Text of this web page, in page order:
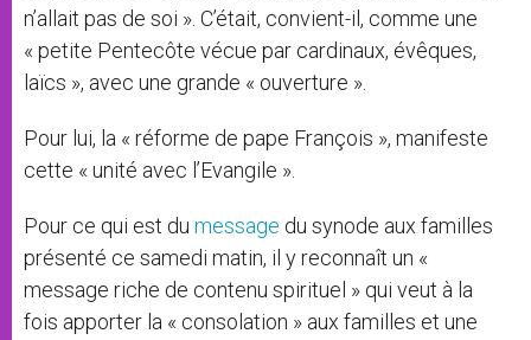
n’allait pas de soi ». C’était, convient-il, comme une
« petite Pentecôte vécue par cardinaux, évêques,
laïcs », avec une grande « ouverture ».
Pour lui, la « réforme de pape François », manifeste
cette « unité avec l’Evangile ».
Pour ce qui est du message du synode aux familles
présenté ce samedi matin, il y reconnaît un «
message riche de contenu spirituel » qui veut à la
fois apporter la « consolation » aux familles et une